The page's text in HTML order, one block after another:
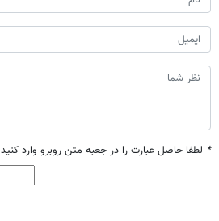
* لطفا حاصل عبارت را در جعبه متن روبرو وارد کنید